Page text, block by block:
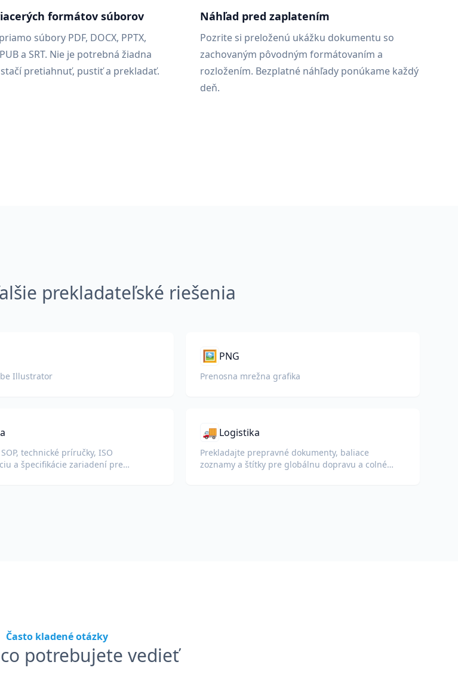
formátov súborov
súbory PDF, DOCX, PPTX,
a SRT. Nie je potrebná žiadna
pretiahnuť, pustiť a prekladať.
Náhľad pred zaplatením
Pozrite si preloženú ukážku dokumentu so
zachovaným pôvodným formátovaním a
rozložením. Bezplatné náhľady ponúkame každý
deň.
prekladateľské riešenia
Illustrator
🖼️ PNG
Prenosna mrežna grafika
technické príručky, ISO
a špecifikácie zariadení pre
🚚 Logistika
Prekladajte prepravné dokumenty, baliace
zoznamy a štítky pre globálnu dopravu a colné
Často kladené otázky
potrebujete vedieť